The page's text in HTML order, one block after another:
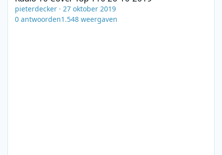
pieterdecker · 27 oktober 2019
0 antwoorden1.548 weergaven